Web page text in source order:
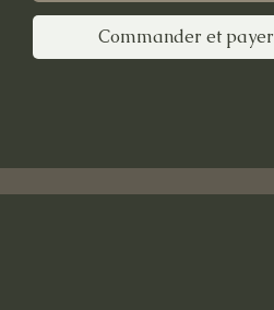
Commander et payer